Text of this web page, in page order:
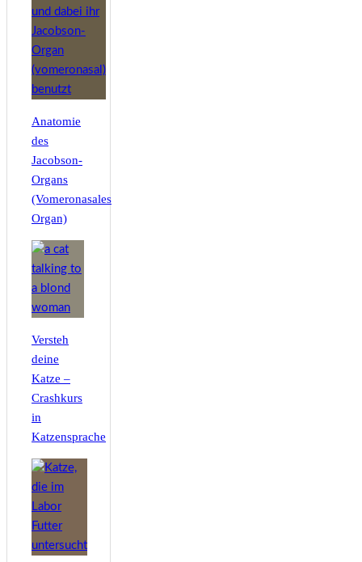
Anatomie
des
Jacobson-
Organs
(Vomeronasales
Organ)
Versteh
deine
Katze –
Crashkurs
in
Katzensprache